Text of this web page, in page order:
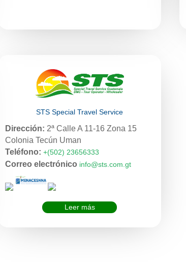
STS Special Travel Service
Dirección: 2ª Calle A 11-16 Zona 15
Colonia Tecún Uman
Teléfono:+(502) 23656333
Correo electrónico info@sts.com.gt
Leer más